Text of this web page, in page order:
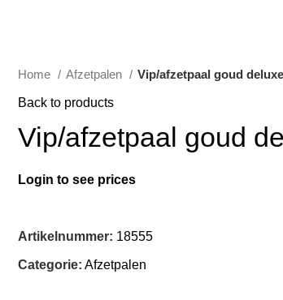
Home Afzetpalen Vip/afzetpaal goud deluxe
Back to products
Vip/afzetpaal goud
Login to see prices
Artikelnummer: 18555
Categorie: Afzetpalen